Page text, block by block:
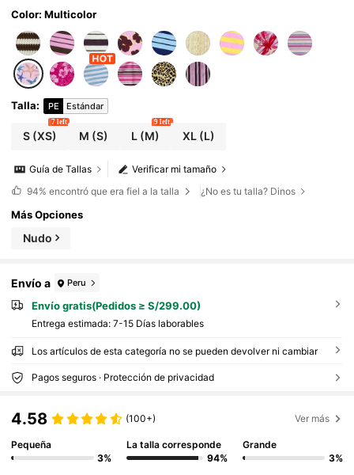
Color: Multicolor
Talla: PE Estándar
S(XS)
7 left
M (S) L(M)
9 left
XL(L)
Verificar mi tamaño
Guía de Tallas
94% encontró que era fiel a la talla ¿No es tu talla? Dinos
Más Opciones
Nudo
Envío a Peru
Envío gratis(Pedidos ≥ S/299.00)
Entrega estimada: 7-15 Días laborables
Los artículos de esta categoría no se pueden devolver ni cambiar
Pagos seguros · Protección de privacidad
4.58 (100+) Ver más
Pequeña
3%
La talla corresponde
94%
Grande
3%